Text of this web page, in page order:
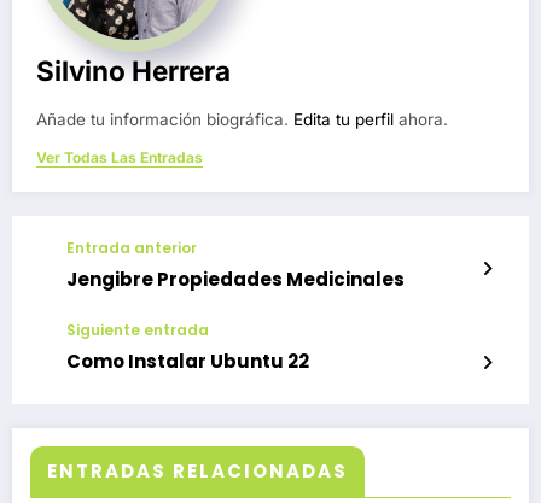
Silvino Herrera
Añade tu información biográfica. Edita tu perfil ahora.
Ver Todas Las Entradas
Entrada anterior
Jengibre Propiedades Medicinales
Siguiente entrada
Como Instalar Ubuntu 22
ENTRADAS RELACIONADAS